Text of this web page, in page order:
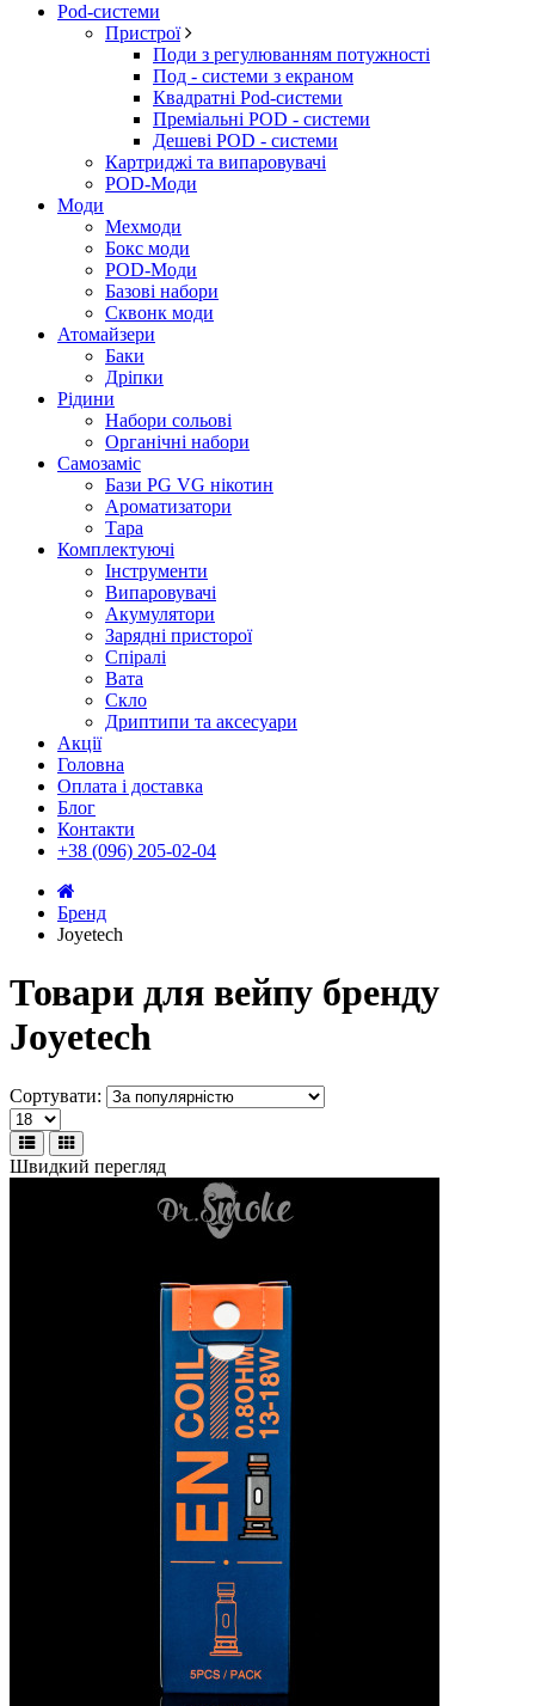
Pod-системи
Пристрої
Поди з регулюванням потужності
Под - системи з екраном
Квадратні Pod-системи
Преміальні POD - системи
Дешеві POD - системи
Картриджі та випаровувачі
POD-Моди
Моди
Мехмоди
Бокс моди
POD-Моди
Базові набори
Сквонк моди
Атомайзери
Баки
Дріпки
Рідини
Набори сольові
Органічні набори
Самозаміс
Бази PG VG нікотин
Ароматизатори
Тара
Комплектуючі
Інструменти
Випаровувачі
Акумулятори
Зарядні присторої
Спіралі
Вата
Скло
Дриптипи та аксесуари
Акції
Головна
Оплата і доставка
Блог
Контакти
+38 (096) 205-02-04
Бренд
Joyetech
Товари для вейпу бренду
Joyetech
Сортувати:
Швидкий перегляд